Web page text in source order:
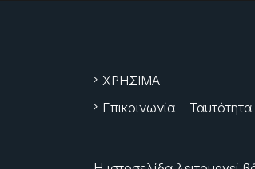
ΧΡΗΣΙΜΑ
Επικοινωνία –